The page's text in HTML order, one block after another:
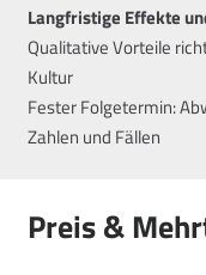
Langfristige Effekte
Qualitative Vorteile
Kultur
Fester Folgetermin:
Zahlen und Fällen
Preis &